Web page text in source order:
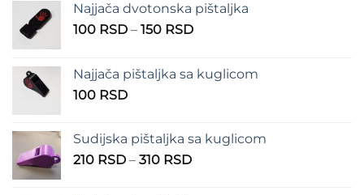
Najjača dvotonska pištaljka
100 RSD – 150 RSDRaspon
100 RSD
Najjača pištaljka sa kuglicom
100 RSD
Sudijska pištaljka sa kuglicom
210 RSD – 310 RSDRaspon